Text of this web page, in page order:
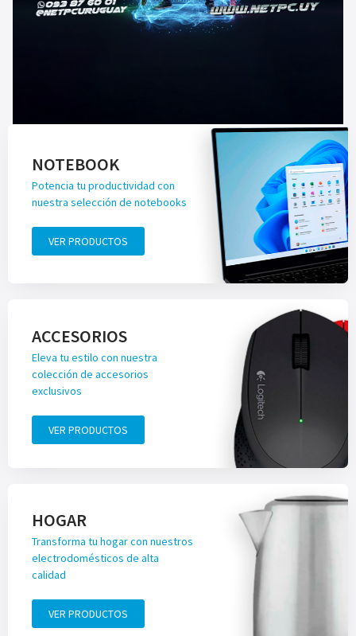
NOTEBOOK
Potencia tu productividad con
nuestra selección de notebooks
VER PRODUCTOS
ACCESORIOS
Eleva tu estilo con nuestra
colección de accesorios
exclusivos
VER PRODUCTOS
HOGAR
Transforma tu hogar con nuestros
electrodomésticos de alta
calidad
VER PRODUCTOS